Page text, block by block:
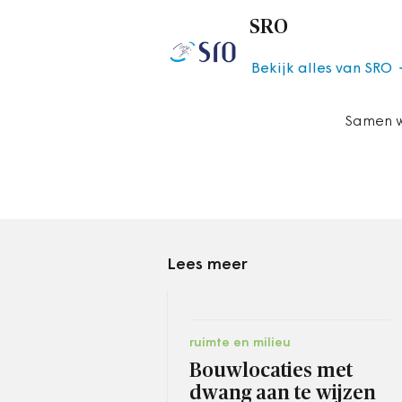
SRO
Samen
Bekijk alles van SRO
Lees meer
ruimte en milieu
Bouwlocaties met
dwang aan te wijzen